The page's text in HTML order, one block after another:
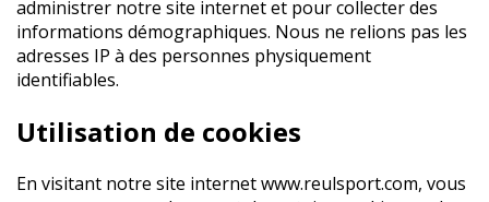
administrer notre site internet et pour collecter des
informations démographiques. Nous ne relions pas les
adresses IP à des personnes physiquement
identifiables.
Utilisation de cookies
En visitant notre site internetwww.reulsport.com, vous